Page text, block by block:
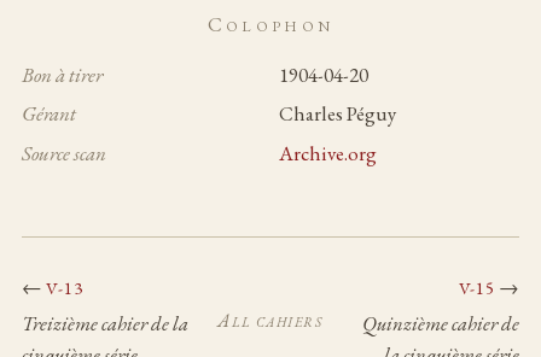
Colophon
Bon à tirer
1904-04-20
Gérant
Charles Péguy
Source scan
Archive.org
←V-13
Treizième cahier de la
All cahiers
V-15 →
Quinzième cahier de